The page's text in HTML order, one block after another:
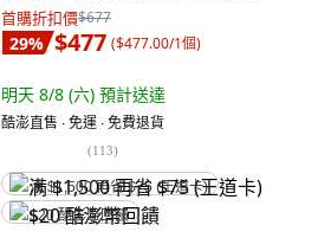
首購折扣價$677
29% $477 ($477.00/1個)
明天 8/8 (六) 預計送達
酷澎直售 ∙ 免運 ∙ 免費退貨
(113)
满 $1,500 再省 $75 (王道卡)
$20 酷澎幣回饋